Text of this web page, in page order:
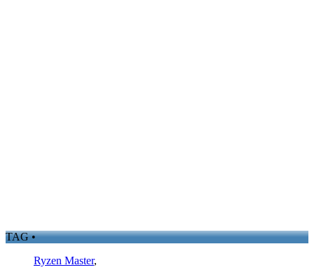
TAG •
Ryzen Master,